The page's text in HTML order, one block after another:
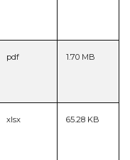
pdf 1.70 MB
xlsx 65.28 KB